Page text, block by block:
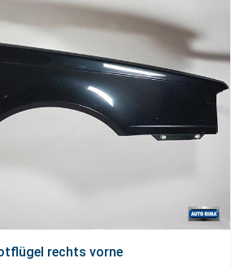
rechts vorne